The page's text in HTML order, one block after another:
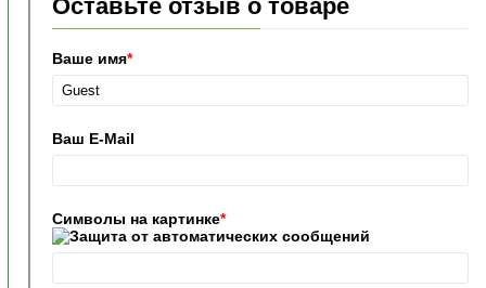
Оставьте отзыв о товаре
Ваше имя*
Ваш E-Mail
Символы на картинке*